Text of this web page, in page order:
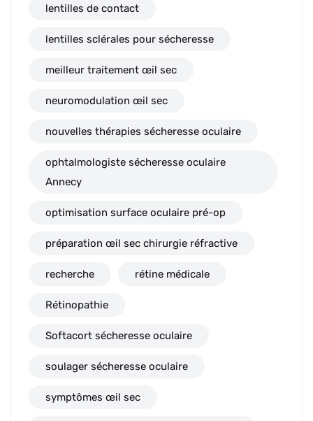
lentilles de contact
lentilles sclérales pour sécheresse
meilleur traitement œil sec
neuromodulation œil sec
nouvelles thérapies sécheresse oculaire
ophtalmologiste sécheresse oculaire
Annecy
optimisation surface oculaire pré-op
préparation œil sec chirurgie réfractive
recherche rétine médicale
Rétinopathie
Softacort sécheresse oculaire
soulager sécheresse oculaire
symptômes œil sec